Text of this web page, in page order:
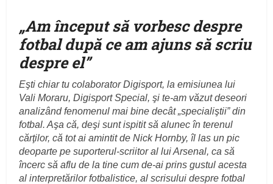
„Am început să vorbesc despre
fotbal după ce am ajuns să scriu
despre el”
Eşti chiar tu colaborator Digisport, la emisiunea lui
Vali Moraru, Digisport Special, şi te-am văzut deseori
analizând fenomenul mai bine decât „specialiştii” din
fotbal. Aşa că, deşi sunt ispitit să alunec în terenul
cărţilor, că tot ai amintit de Nick Hornby, îl las un pic
deoparte pe suporterul-scriitor al lui Arsenal, ca să
încerc să aflu de la tine cum de-ai prins gustul acesta
al interpretărilor fotbalistice, al scrisului despre fotbal